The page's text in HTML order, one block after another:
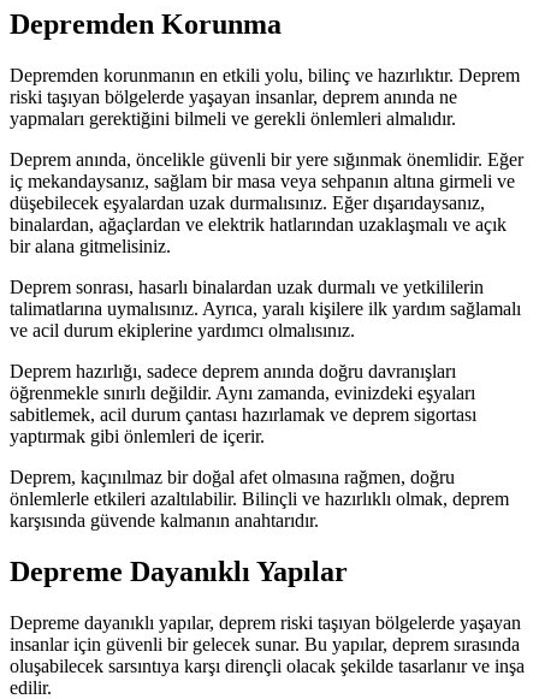
Depremden Korunma
Depremden korunmanın en etkili yolu, bilinç ve hazırlıktır. Deprem
riski taşıyan bölgelerde yaşayan insanlar, deprem anında ne
yapmaları gerektiğini bilmeli ve gerekli önlemleri almalıdır.
Deprem anında, öncelikle güvenli bir yere sığınmak önemlidir. Eğer
iç mekandaysanız, sağlam bir masa veya sehpanın altına girmeli ve
düşebilecek eşyalardan uzak durmalısınız. Eğer dışarıdaysanız,
binalardan, ağaçlardan ve elektrik hatlarından uzaklaşmalı ve açık
bir alana gitmelisiniz.
Deprem sonrası, hasarlı binalardan uzak durmalı ve yetkililerin
talimatlarına uymalısınız. Ayrıca, yaralı kişilere ilk yardım sağlamalı
ve acil durum ekiplerine yardımcı olmalısınız.
Deprem hazırlığı, sadece deprem anında doğru davranışları
öğrenmekle sınırlı değildir. Aynı zamanda, evinizdeki eşyaları
sabitlemek, acil durum çantası hazırlamak ve deprem sigortası
yaptırmak gibi önlemleri de içerir.
Deprem, kaçınılmaz bir doğal afet olmasına rağmen, doğru
önlemlerle etkileri azaltılabilir. Bilinçli ve hazırlıklı olmak, deprem
karşısında güvende kalmanın anahtarıdır.
Depreme Dayanıklı Yapılar
Depreme dayanıklı yapılar, deprem riski taşıyan bölgelerde yaşayan
insanlar için güvenli bir gelecek sunar. Bu yapılar, deprem sırasında
oluşabilecek sarsıntıya karşı dirençli olacak şekilde tasarlanır ve inşa
edilir.